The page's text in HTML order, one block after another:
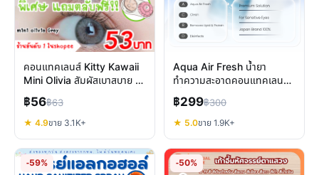
คอนแทคเลนส์ Kitty Kawaii
Mini Olivia สัมผัสเบาสบาย ลุ
คธรรมชาติ
฿56฿63
★ 4.9ขาย 3.1K+
Aqua Air Fresh น้ำยา
ทำความสะอาดคอนแทคเลนส์
ญี่ปุ่น ผสานวิตามินบำรุงตา
฿299฿300
★ 5.0ขาย 1.9K+
-59% -50%